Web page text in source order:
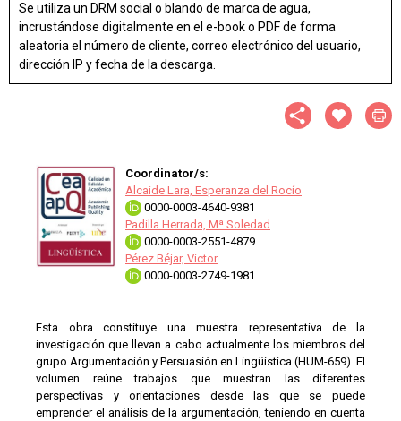
Se utiliza un DRM social o blando de marca de agua,
incrustándose digitalmente en el e-book o PDF de forma
aleatoria el número de cliente, correo electrónico del usuario,
dirección IP y fecha de la descarga.
Coordinator/s:
Alcaide Lara, Esperanza del Rocío
0000-0003-4640-9381
Padilla Herrada, Mª Soledad
0000-0003-2551-4879
Pérez Béjar, Victor
0000-0003-2749-1981
Esta obra constituye una muestra representativa de la
investigación que llevan a cabo actualmente los miembros del
grupo Argumentación y Persuasión en Lingüística (HUM-659). El
volumen reúne trabajos que muestran las diferentes
perspectivas y orientaciones desde las que se puede
emprender el análisis de la argumentación, teniendo en cuenta